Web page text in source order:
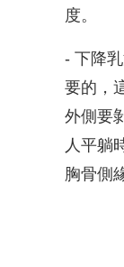
度。
- 下降
要的，
外側要
人平躺
胸骨側